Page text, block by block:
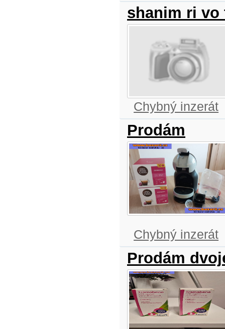
shanim ri vo
Chybný inzerát
Prodám
Chybný inzerát
Prodám